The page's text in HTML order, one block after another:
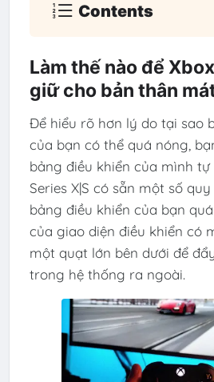
Contents
Làm thế nào để
giữ cho bản thân
Để hiểu rõ hơn lý do tại sao
của bạn có thể quá nóng,
bảng điều khiển của mình tự
Series X|S có sẵn một số
bảng điều khiển của bạn
của giao diện điều khiển có
một quạt lớn bên dưới để
trong hệ thống ra ngoài.